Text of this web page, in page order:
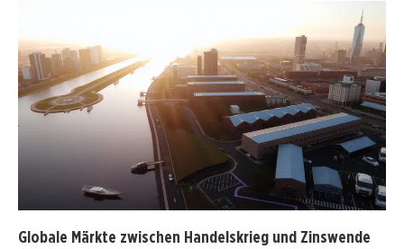
Globale Märkte zwischen Handelskrieg und Zinswende